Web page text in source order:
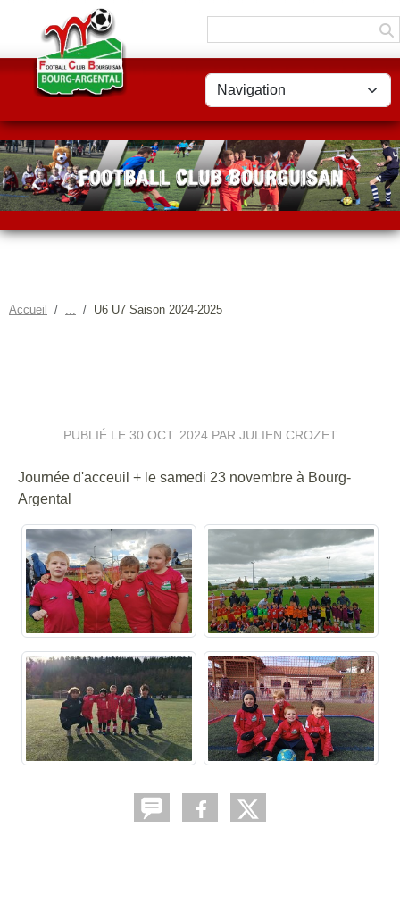
Accueil U6 U7 Saison 2024-2025
PUBLIÉ LE 30 OCT. 2024PAR JULIEN CROZET
Journée d'acceuil + le samedi 23 novembre à Bourg-
Argental
Panneau de gestion des cookies